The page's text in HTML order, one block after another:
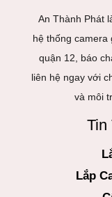
An Thành Phát
hệ thống camera
quận 12, báo
liên hệ ngay với
và môi
Tin
Lắp